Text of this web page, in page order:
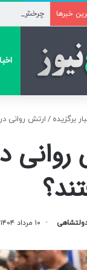
خبرها چرخش
برگزیده / ارتش روانی
روانی
۱۰ مرداد ۱۴۰۴